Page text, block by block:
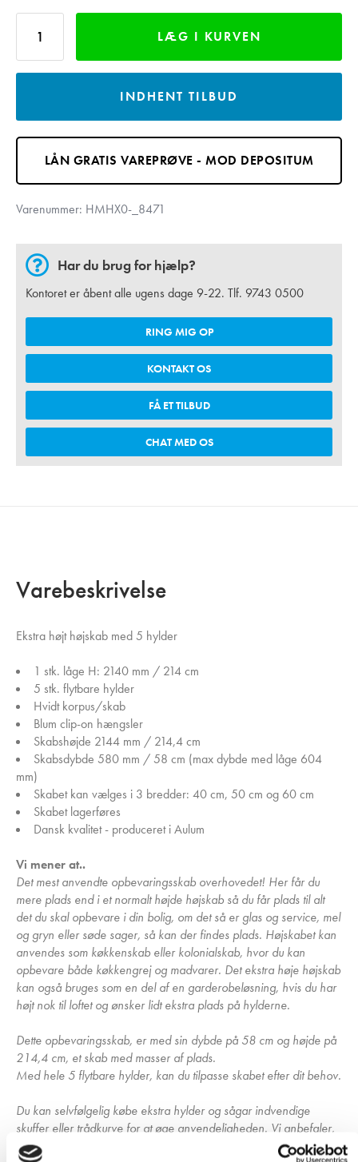
LÆG I KURVEN
INDHENT TILBUD
LÅN GRATIS VAREPRØVE - MOD DEPOSITUM
Varenummer: HMHX0-_8471
Har du brug for hjælp?
Kontoret er åbent alle ugens dage 9-22. Tlf. 9743 0500
RING MIG OP
KONTAKT OS
FÅ ET TILBUD
CHAT MED OS
Varebeskrivelse
Ekstra højt højskab med 5 hylder
1 stk. låge H: 2140 mm / 214 cm
5 stk. flytbare hylder
Hvidt korpus/skab
Blum clip-on hængsler
Skabshøjde 2144 mm / 214,4 cm
Skabsdybde 580 mm / 58 cm (max dybde med låge 604
mm)
Skabet kan vælges i 3 bredder: 40 cm, 50 cm og 60 cm
Skabet lagerføres
Dansk kvalitet - produceret i Aulum
Vi mener at..
Det mest anvendte opbevaringsskab overhovedet! Her får du
mere plads end i et normalt højde højskab så du får plads til alt
det du skal opbevare i din bolig, om det så er glas og service, mel
og gryn eller søde sager, så kan der findes plads. Højskabet kan
anvendes som køkkenskab eller kolonialskab, hvor du kan
opbevare både køkkengrej og madvarer. Det ekstra høje højskab
kan også bruges som en del af en garderobeløsning, hvis du har
højt nok til loftet og ønsker lidt ekstra plads på hylderne.
Dette opbevaringsskab, er med sin dybde på 58 cm og højde på
214,4 cm, et skab med masser af plads.
Med hele 5 flytbare hylder, kan du tilpasse skabet efter dit behov.
Du kan selvfølgelig købe ekstra hylder og sågar indvendige
skuffer eller trådkurve for at øge anvendeligheden. Vi anbefaler,
at du tilkøber dæmpere til hængslerne for at undgå klemte fingre,